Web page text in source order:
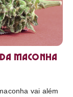
maconha
vai além